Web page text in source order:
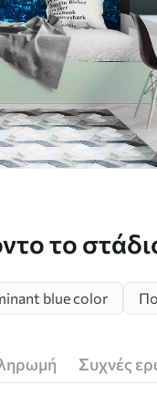
το
blue color
Συχνές